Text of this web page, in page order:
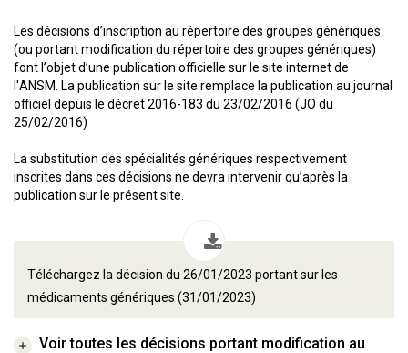
Les décisions d’inscription au répertoire des groupes génériques
(ou portant modification du répertoire des groupes génériques)
font l’objet d’une publication officielle sur le site internet de
l'ANSM. La publication sur le site remplace la publication au journal
officiel depuis le décret 2016-183 du 23/02/2016 (JO du
25/02/2016)
La substitution des spécialités génériques respectivement
inscrites dans ces décisions ne devra intervenir qu’après la
publication sur le présent site.
Téléchargez la décision du 26/01/2023 portant sur les
médicaments génériques (31/01/2023)
Voir toutes les décisions portant modification au